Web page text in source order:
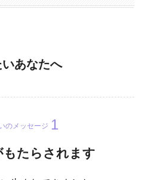
あなたへ
のメッセージ
もたらされます